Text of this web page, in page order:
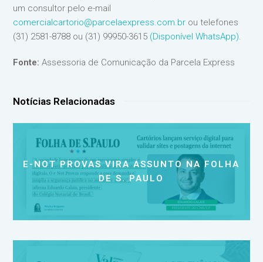
um consultor pelo e-mail
comercialcartorio@parcelaexpress.com.br ou telefones
(31) 2581-8788 ou (31) 99950-3615 (Disponível WhatsApp).
Fonte: Assessoria de Comunicação da Parcela Express
Notícias Relacionadas
E-NOT PROVAS VIRA ASSUNTO NA FOLHA
DE S. PAULO